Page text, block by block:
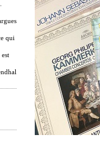
qui